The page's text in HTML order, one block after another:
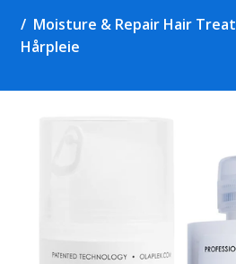
Moisture & Repair Hair
Hårpleie